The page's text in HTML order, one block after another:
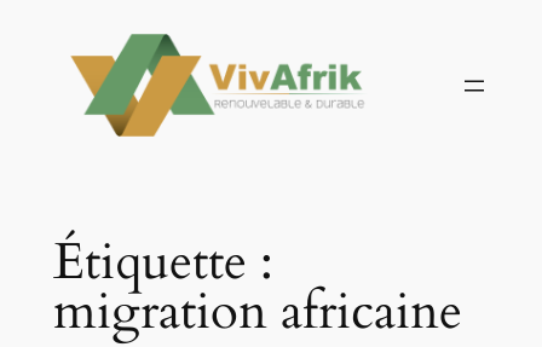
contenu
Étiquette :
migration africaine